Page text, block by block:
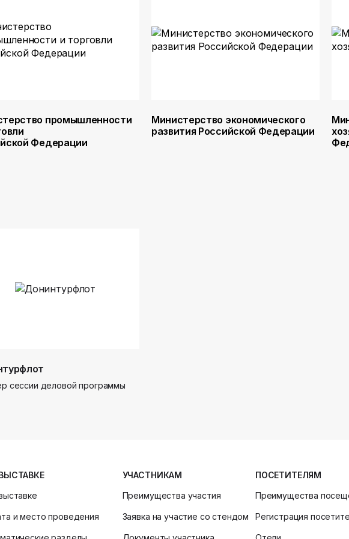
промышленности
Федерации
Министерство экономического
развития Российской Федерации
сессии деловой программы
и место проведения
УЧАСТНИКАМ
Преимущества участия
Заявка на участие со стендом
ПОСЕТИТЕЛЯМ
Преимущества
Регистрация